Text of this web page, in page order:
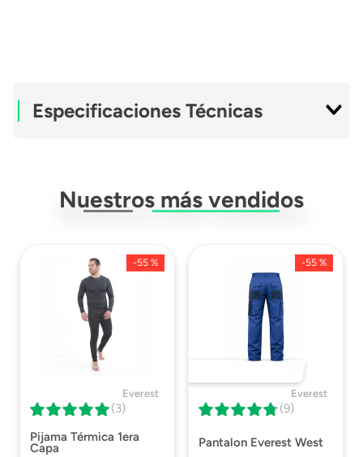
Especificaciones Técnicas
Nuestros más vendidos
-55 %
Everest
(3)
Pijama Térmica 1era
Capa
-55 %
Everest
(9)
Pantalon Everest West